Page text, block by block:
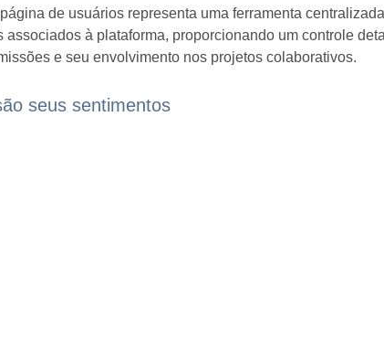
de usuários representa uma ferramenta
associados à plataforma, proporcionando um controle
e seu envolvimento nos projetos colaborativos.
seus sentimentos